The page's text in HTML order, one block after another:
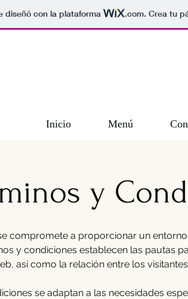
diseñó con la plataforma .com. Crea tu
Inicio Menú
y
compromete a proporcionar un
y condiciones establecen las pautas
así como la relación entre los
se adaptan a las necesidades